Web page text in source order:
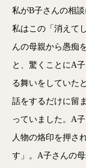
私がB子さんの相
私はこの「消えて
んの母親から愚痴
と、驚くことにA
る舞いをしていた
話をするだけに留
っていました。A
人物の烙印を押さ
す」。A子さんの